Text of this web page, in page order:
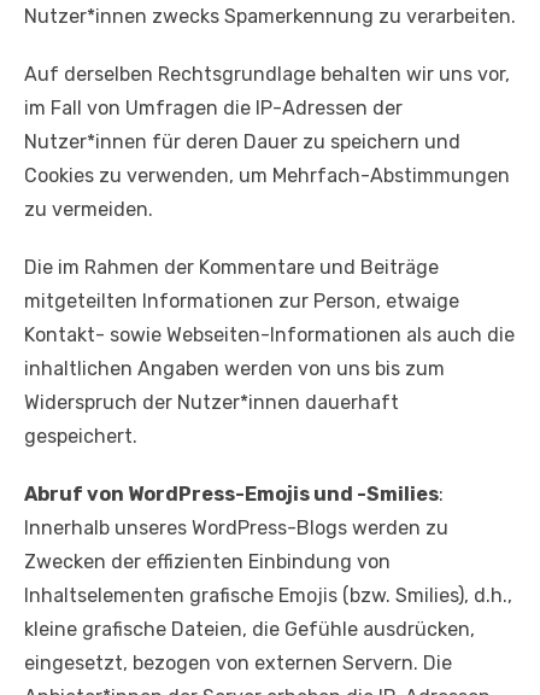
Nutzer*innen zwecks Spamerkennung zu verarbeiten.
Auf derselben Rechtsgrundlage behalten wir uns vor,
im Fall von Umfragen die IP-Adressen der
Nutzer*innen für deren Dauer zu speichern und
Cookies zu verwenden, um Mehrfach-Abstimmungen
zu vermeiden.
Die im Rahmen der Kommentare und Beiträge
mitgeteilten Informationen zur Person, etwaige
Kontakt- sowie Webseiten-Informationen als auch die
inhaltlichen Angaben werden von uns bis zum
Widerspruch der Nutzer*innen dauerhaft
gespeichert.
Abruf von WordPress-Emojis und -Smilies:
Innerhalb unseres WordPress-Blogs werden zu
Zwecken der effizienten Einbindung von
Inhaltselementen grafische Emojis (bzw. Smilies), d.h.,
kleine grafische Dateien, die Gefühle ausdrücken,
eingesetzt, bezogen von externen Servern. Die